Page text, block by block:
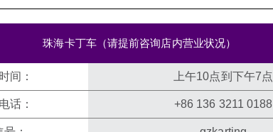
珠海卡丁车（请提前咨询店内营业状况）
间： 上午10点到下午7点
话： +86 136 3211 0188